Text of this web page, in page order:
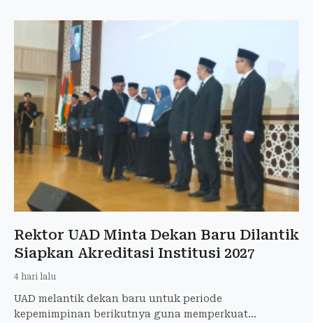
Rektor UAD Minta Dekan Baru Dilantik
Siapkan Akreditasi Institusi 2027
4 hari lalu
UAD melantik dekan baru untuk periode
kepemimpinan berikutnya guna memperkuat